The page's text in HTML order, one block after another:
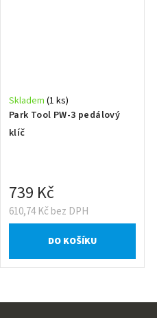
Park Tool PW-3 pedálový
klíč
Skladem (1 ks)
610,74 Kč bez DPH
739 Kč
DO KOŠÍKU